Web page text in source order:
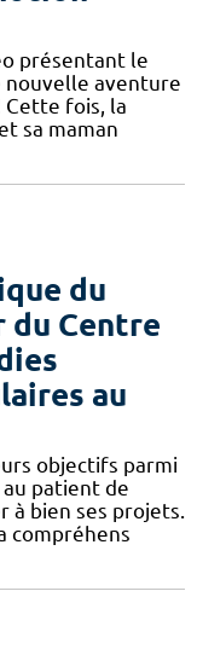
présentant le
nouvelle aventure
fois, la
sa maman
du
du Centre
au
objectifs parmi
patient de
à bien ses projets.
compréhens